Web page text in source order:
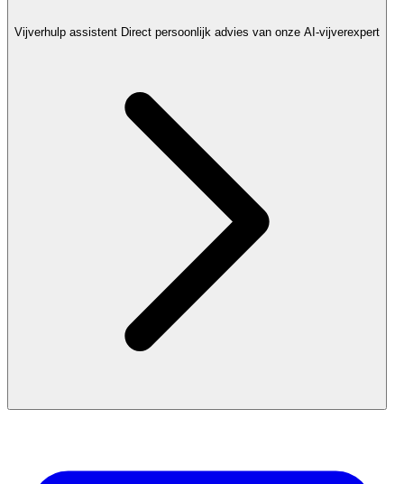
Vijverhulp assistent Direct persoonlijk advies van onze AI-vijverexpert